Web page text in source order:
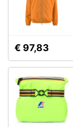
€ 97,83